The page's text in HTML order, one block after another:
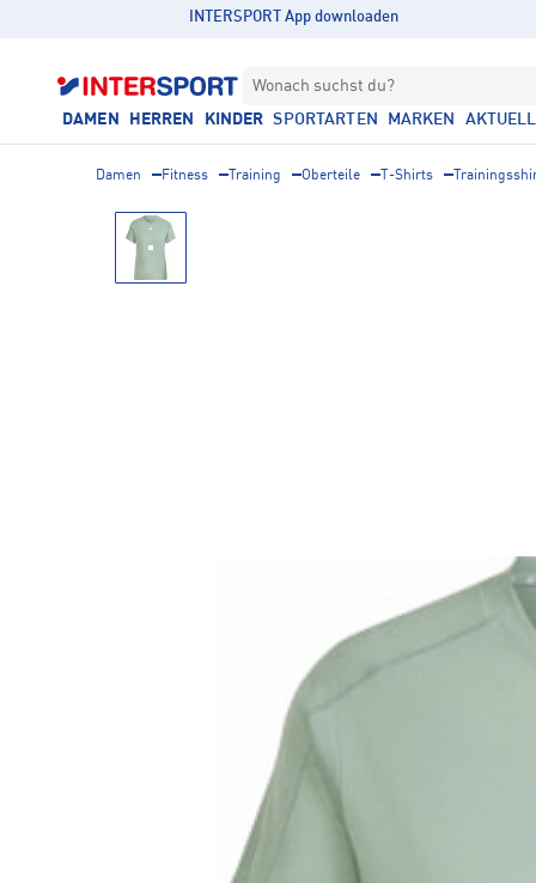
INTERSPORT App downloaden
Wonach suchst du?
DAMEN HERREN KINDER SPORTARTEN MARKEN
Damen Fitness Training Oberteile T-Shirts